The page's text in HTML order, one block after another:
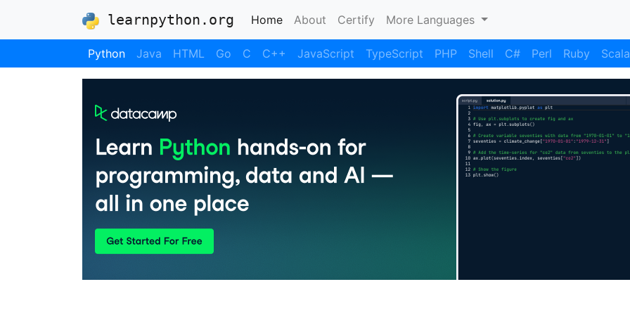
learnpython.org Home(current)
About Certify More Languages
Python Java HTML Go C C++ JavaScript TypeScript PHP Shell C# Perl Ruby Scala